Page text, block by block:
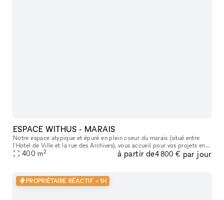
ESPACE WITHUS - MARAIS
Notre espace atypique et épuré en plein coeur du marais (situé entre
l'Hotel de Ville et la rue des Archives), vous accueil pour vos projets en
tout genre : Shooting/tournage , défilé , showroom , pr
400 m2 à partir de4 800 € par jour
PROPRIÉTAIRE RÉACTIF < 1H